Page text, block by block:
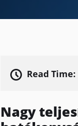
Read Time:
Nagy